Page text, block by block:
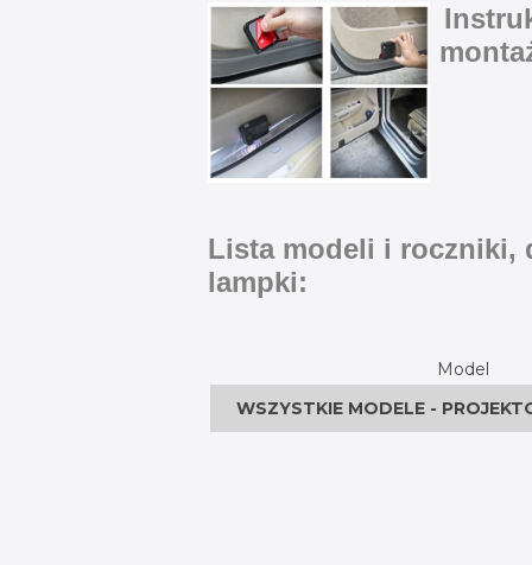
Lista modeli i roczniki,
lampki:
Model
WSZYSTKIE MODELE -